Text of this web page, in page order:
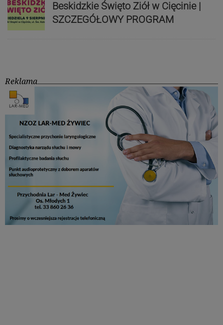
Beskidzkie Święto Ziół w Cięcinie |
SZCZEGÓŁOWY PROGRAM
Reklama